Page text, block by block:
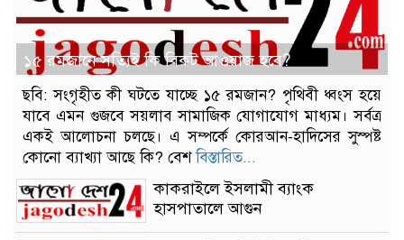
১৫ রমজানে সত্যিই কি বিকট আওয়াজ হবে?
ছবি: সংগৃহীত কী ঘটতে যাচ্ছে ১৫ রমজান? পৃথিবী ধ্বংস হয়ে
যাবে এমন গুজবে সয়লাব সামাজিক যোগাযোগ মাধ্যম। সর্বত্র
একই আলোচনা চলছে। এ সম্পর্কে কোরআন-হাদিসের সুস্পষ্ট
কোনো ব্যাখ্যা আছে কি? বেশবিস্তারিত...
কাকরাইলে ইসলামী ব্যাংক
হাসপাতালে আগুন